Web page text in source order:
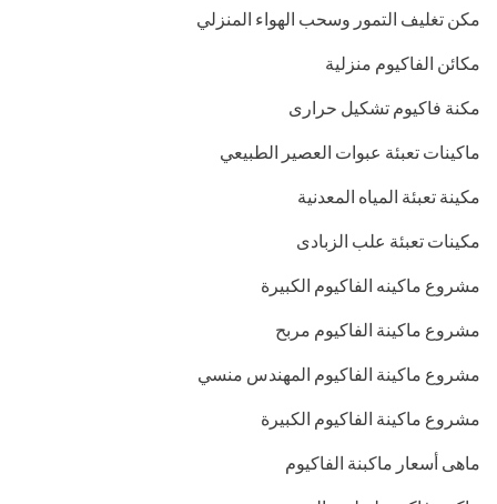
مكن تغليف التمور وسحب الهواء المنزلي
مكائن الفاكيوم منزلية
مكنة فاكيوم تشكيل حرارى
ماكينات تعبئة عبوات العصير الطبيعي
مكينة تعبئة المياه المعدنية
مكينات تعبئة علب الزبادى
مشروع ماكينه الفاكيوم الكبيرة
مشروع ماكينة الفاكيوم مربح
مشروع ماكينة الفاكيوم المهندس منسي
مشروع ماكينة الفاكيوم الكبيرة
ماهى أسعار ماكبنة الفاكيوم